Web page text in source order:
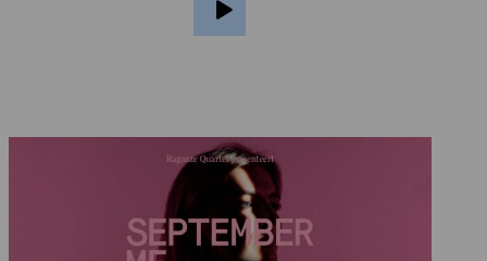
Festival September Me 2026